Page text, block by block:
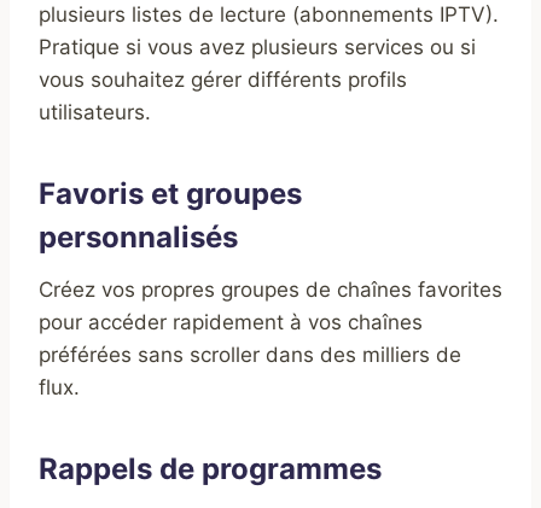
plusieurs listes de lecture (abonnements IPTV).
Pratique si vous avez plusieurs services ou si
vous souhaitez gérer différents profils
utilisateurs.
Favoris et groupes
personnalisés
Créez vos propres groupes de chaînes favorites
pour accéder rapidement à vos chaînes
préférées sans scroller dans des milliers de
flux.
Rappels de programmes